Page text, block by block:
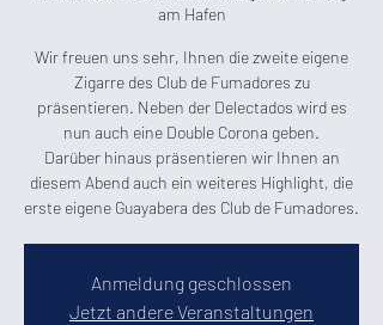
am Hafen
Wir freuen uns sehr, Ihnen die zweite eigene
Zigarre des Club de Fumadores zu
präsentieren. Neben der Delectados wird es
nun auch eine Double Corona geben.
Darüber hinaus präsentieren wir Ihnen an
diesem Abend auch ein weiteres Highlight, die
Anmeldung geschlossen
Jetzt andere Veranstaltungen